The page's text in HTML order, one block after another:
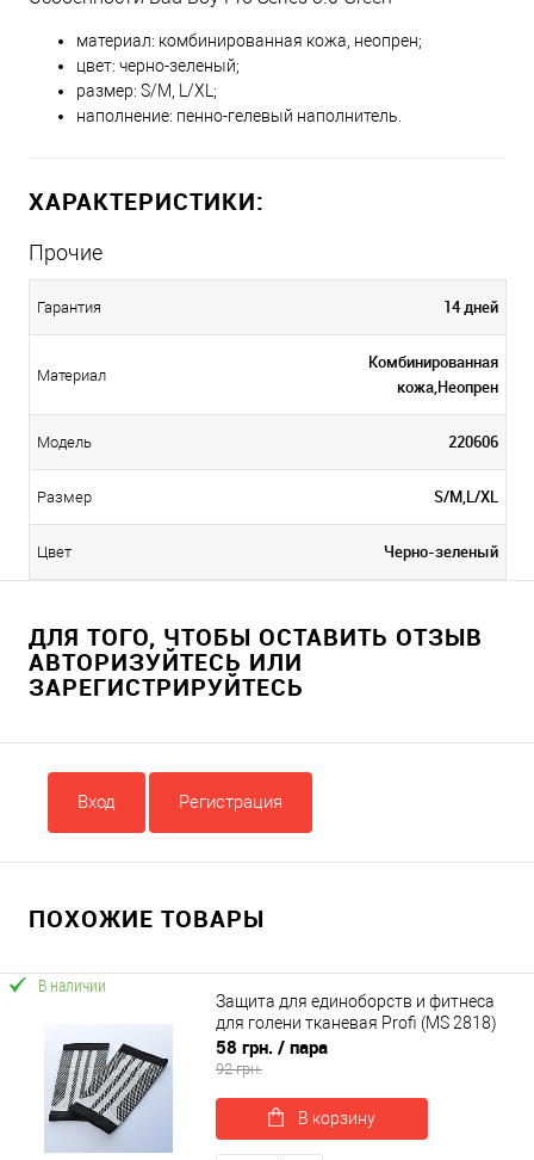
материал: комбинированная кожа, неопрен;
цвет: черно-зеленый;
размер: S/M, L/XL;
наполнение: пенно-гелевый наполнитель.
ХАРАКТЕРИСТИКИ:
Прочие
Гарантия 14 дней
Материал
Комбинированная
кожа,Неопрен
Модель 220606
Размер S/M,L/XL
Цвет Черно-зеленый
ДЛЯ ТОГО, ЧТОБЫ ОСТАВИТЬ ОТЗЫВ
АВТОРИЗУЙТЕСЬ ИЛИ
ЗАРЕГИСТРИРУЙТЕСЬ
Вход Регистрация
ПОХОЖИЕ ТОВАРЫ
В наличии
Защита для единоборств и фитнеса
для голени тканевая Profi (MS 2818)
58 грн. / пара
92 грн.
В корзину